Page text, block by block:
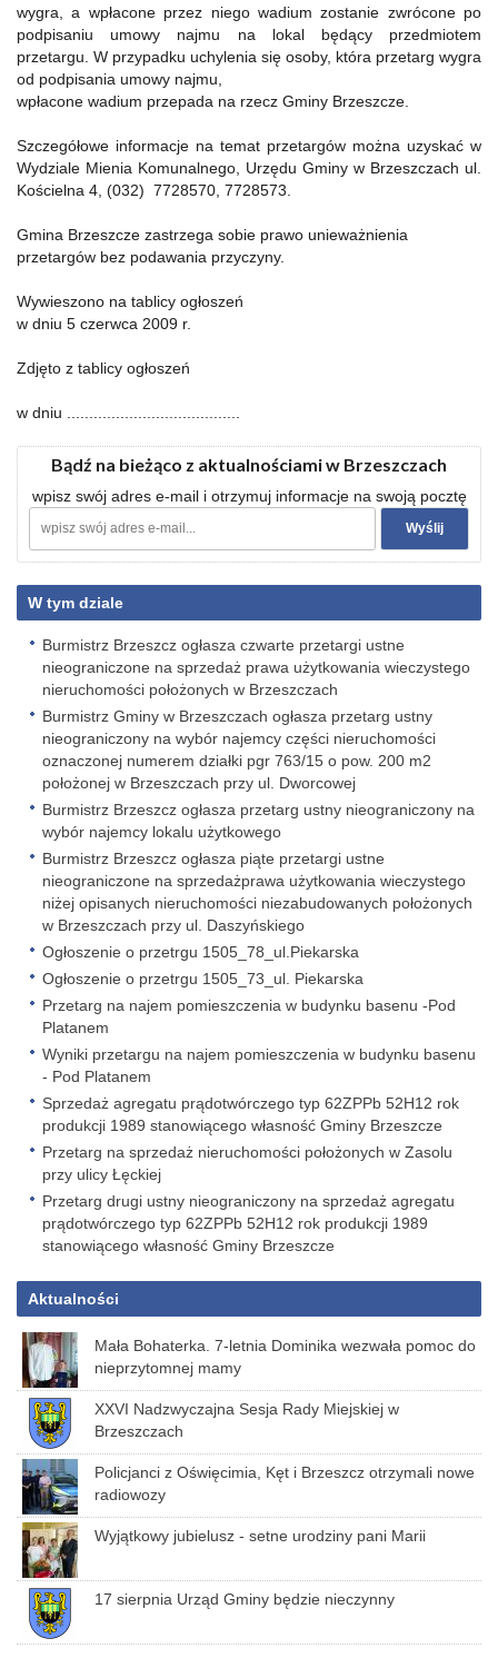
wygra, a wpłacone przez niego wadium zostanie zwrócone po
podpisaniu umowy najmu na lokal będący przedmiotem
przetargu. W przypadku uchylenia się osoby, która przetarg wygra
od podpisania umowy najmu,
wpłacone wadium przepada na rzecz Gminy Brzeszcze.
Szczegółowe informacje na temat przetargów można uzyskać w
Wydziale Mienia Komunalnego, Urzędu Gminy w Brzeszczach ul.
Kościelna 4, (032) 7728570, 7728573.
Gmina Brzeszcze zastrzega sobie prawo unieważnienia
przetargów bez podawania przyczyny.
Wywieszono na tablicy ogłoszeń
w dniu 5 czerwca 2009 r.
Zdjęto z tablicy ogłoszeń
w dniu .......................................
Bądź na bieżąco z aktualnościami w Brzeszczach
wpisz swój adres e-mail i otrzymuj informacje na swoją pocztę
W tym dziale
Burmistrz Brzeszcz ogłasza czwarte przetargi ustne
nieograniczone na sprzedaż prawa użytkowania wieczystego
nieruchomości położonych w Brzeszczach
Burmistrz Gminy w Brzeszczach ogłasza przetarg ustny
nieograniczony na wybór najemcy części nieruchomości
oznaczonej numerem działki pgr 763/15 o pow. 200 m2
położonej w Brzeszczach przy ul. Dworcowej
Burmistrz Brzeszcz ogłasza przetarg ustny nieograniczony na
wybór najemcy lokalu użytkowego
Burmistrz Brzeszcz ogłasza piąte przetargi ustne
nieograniczone na sprzedażprawa użytkowania wieczystego
niżej opisanych nieruchomości niezabudowanych położonych
w Brzeszczach przy ul. Daszyńskiego
Ogłoszenie o przetrgu 1505_78_ul.Piekarska
Ogłoszenie o przetrgu 1505_73_ul. Piekarska
Przetarg na najem pomieszczenia w budynku basenu -Pod
Platanem
Wyniki przetargu na najem pomieszczenia w budynku basenu
- Pod Platanem
Sprzedaż agregatu prądotwórczego typ 62ZPPb 52H12 rok
produkcji 1989 stanowiącego własność Gminy Brzeszcze
Przetarg na sprzedaż nieruchomości położonych w Zasolu
przy ulicy Łęckiej
Przetarg drugi ustny nieograniczony na sprzedaż agregatu
prądotwórczego typ 62ZPPb 52H12 rok produkcji 1989
stanowiącego własność Gminy Brzeszcze
Aktualności
Mała Bohaterka. 7-letnia Dominika wezwała pomoc do
nieprzytomnej mamy
XXVI Nadzwyczajna Sesja Rady Miejskiej w
Brzeszczach
Policjanci z Oświęcimia, Kęt i Brzeszcz otrzymali nowe
radiowozy
Wyjątkowy jubielusz - setne urodziny pani Marii
17 sierpnia Urząd Gminy będzie nieczynny